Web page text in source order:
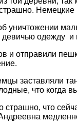
уничтожении
одежду
и отправили
заставляли
что когда
что